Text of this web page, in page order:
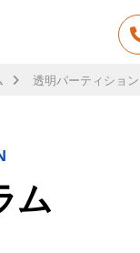
透明パーティショ
ム